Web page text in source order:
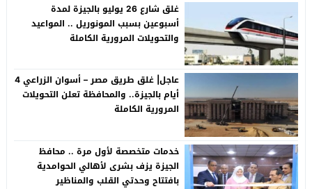
غلق شارع 26 يوليو بالجيزة لمدة
أسبوعين بسبب المونوريل .. المواعيد
والتحويلات المرورية الكاملة
عاجل| غلق طريق مصر – أسوان الزراعي 4
أيام بالجيزة.. والمحافظة تعلن التحويلات
المرورية الكاملة
خدمات متخصصة لأول مرة .. محافظ
الجيزة يزف بشرى لأهالي الحوامدية
بافتتاح وحدتي القلب والمناظير